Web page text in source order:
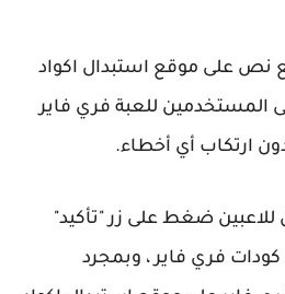
مربع نص على موقع استبدال اكواد
المستخدمين للعبة فري فاير
ارتكاب أي أخطاء.
، يمكن للاعبين ضغط على زر "تأكيد"
كودات فري فاير ، وبمجرد